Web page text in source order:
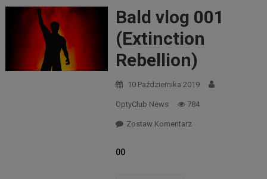
Bald vlog 001
(Extinction
Rebellion)
10 Października 2019
OptyClub News 784
Zostaw Komentarz
00